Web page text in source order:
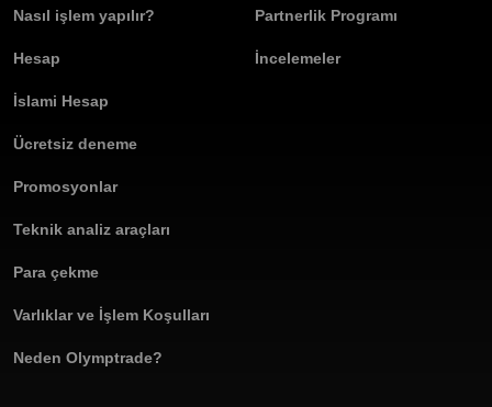
Nasıl işlem yapılır?
Hesap
İslami Hesap
Ücretsiz deneme
Promosyonlar
Teknik analiz araçları
Para çekme
Varlıklar ve İşlem Koşulları
Neden Olymptrade?
Partnerlik Programı
İncelemeler